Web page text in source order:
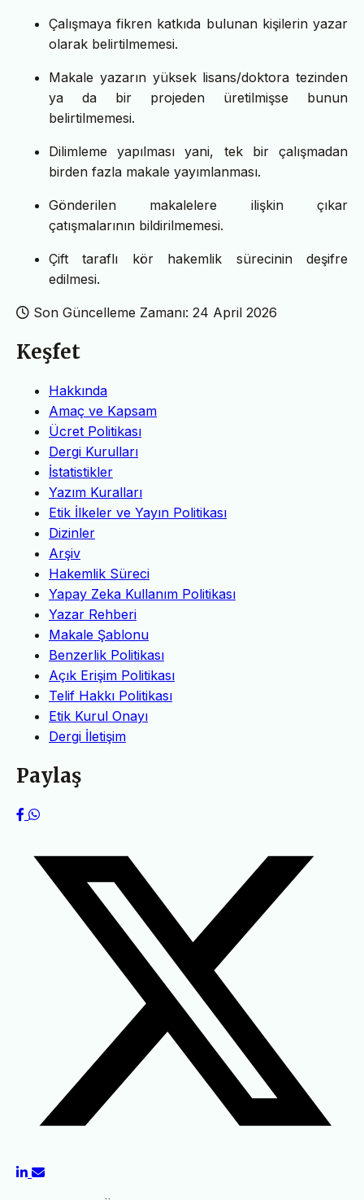
Çalışmaya fikren katkıda bulunan kişilerin yazar
olarak belirtilmemesi.
Makale yazarın yüksek lisans/doktora tezinden
ya da bir projeden üretilmişse bunun
belirtilmemesi.
Dilimleme yapılması yani, tek bir çalışmadan
birden fazla makale yayımlanması.
Gönderilen makalelere ilişkin çıkar
çatışmalarının bildirilmemesi.
Çift taraflı kör hakemlik sürecinin deşifre
edilmesi.
Son Güncelleme Zamanı: 24 April 2026
Keşfet
Hakkında
Amaç ve Kapsam
Ücret Politikası
Dergi Kurulları
İstatistikler
Yazım Kuralları
Etik İlkeler ve Yayın Politikası
Dizinler
Arşiv
Hakemlik Süreci
Yapay Zeka Kullanım Politikası
Yazar Rehberi
Makale Şablonu
Benzerlik Politikası
Açık Erişim Politikası
Telif Hakkı Politikası
Etik Kurul Onayı
Dergi İletişim
Paylaş